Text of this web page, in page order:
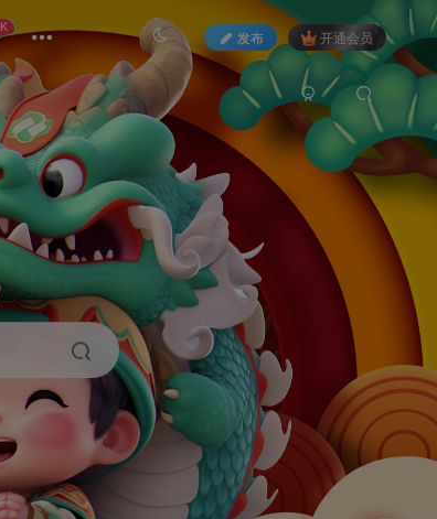
发布 开通会员